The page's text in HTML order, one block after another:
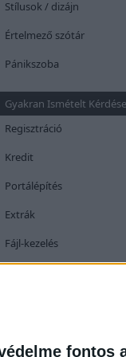
fontos
Stílusok / dizájn
Értelmező szótár
Pánikszoba
Gyakran Ismételt
Regisztráció
Kredit
Portálépítés
Extrák
Fájl-kezelés
G-Portál